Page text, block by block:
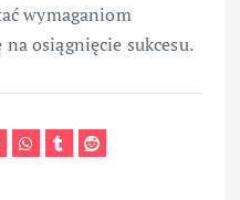
wymaganiom
osiągnięcie sukcesu.